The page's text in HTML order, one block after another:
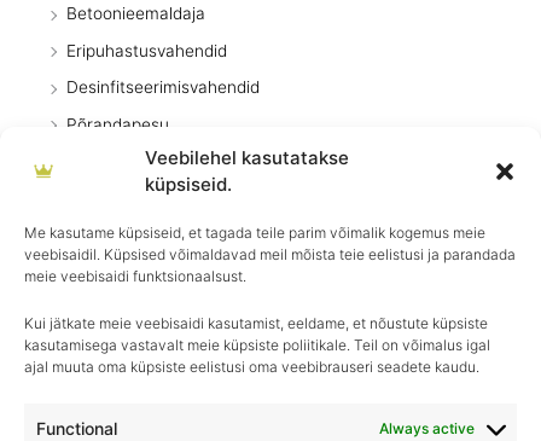
Veebilehel kasutatakse
küpsiseid.
Me kasutame küpsiseid, et tagada teile parim võimalik kogemus meie
veebisaidil. Küpsised võimaldavad meil mõista teie eelistusi ja parandada
meie veebisaidi funktsionaalsust.
Kui jätkate meie veebisaidi kasutamist, eeldame, et nõustute küpsiste
kasutamisega vastavalt meie küpsiste poliitikale. Teil on võimalus igal
ajal muuta oma küpsiste eelistusi oma veebibrauseri seadete kaudu.
Functional Always active
Betoonieemaldaja
Eripuhastusvahendid
Desinfitseerimisvahendid
Põrandapesu
Pesuvahendid
Kodumasinad
Pritsid
Köök
Igapäevane hooldus, ületamatu sära–